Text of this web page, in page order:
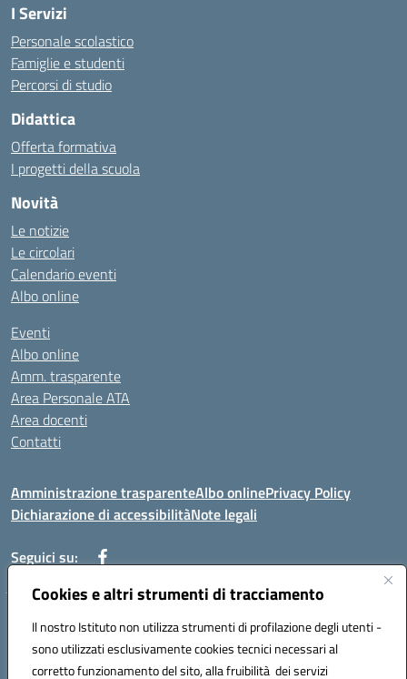
Cookies e altri strumenti di tracciamento
Il nostro Istituto non utilizza strumenti di profilazione degli utenti -
sono utilizzati esclusivamente cookies tecnici necessari al
corretto funzionamento del sito, alla fruibilità dei servizi
I Servizi
Personale scolastico
Famiglie e studenti
Percorsi di studio
Didattica
Offerta formativa
I progetti della scuola
Novità
Le notizie
Le circolari
Calendario eventi
Albo online
Eventi
Albo online
Amm. trasparente
Area Personale ATA
Area docenti
Contatti
Amministrazione trasparenteAlbo onlinePrivacy Policy
Dichiarazione di accessibilitàNote legali
Seguici su:
Indirizzo: VIA BRECCIAME, 46 - 81024 MADDALONI (CE)
Mail: CEIC8AU001@istruzione.it - Pec: CEIC8AU001@pec.istruzione.it -
Telefono: 0823408721